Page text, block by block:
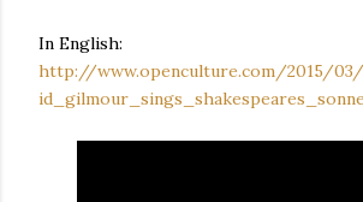
In English:
http://www.openculture.com/2015/